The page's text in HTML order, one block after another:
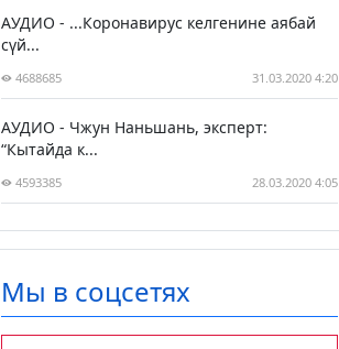
АУДИО - ...Коронавирус келгенине аябай
сүй...
4688685 31.03.2020 4:20
АУДИО - Чжун Наньшань, эксперт:
“Кытайда к...
4593385 28.03.2020 4:05
Мы в соцсетях